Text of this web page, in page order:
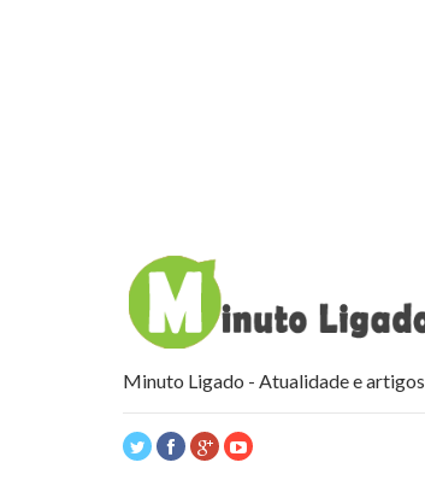
Minuto Ligado - Atualidade e artigos